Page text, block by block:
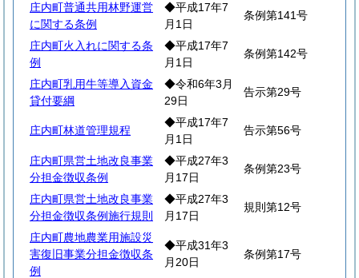
庄内町普通共用林野運営
に関する条例
◆平成17年7
月1日
条例第141号
庄内町火入れに関する条
例
◆平成17年7
月1日
条例第142号
庄内町乳用牛等導入資金
貸付要綱
◆令和6年3月
29日
告示第29号
庄内町林道管理規程
◆平成17年7
月1日
告示第56号
庄内町県営土地改良事業
分担金徴収条例
◆平成27年3
月17日
条例第23号
庄内町県営土地改良事業
分担金徴収条例施行規則
◆平成27年3
月17日
規則第12号
庄内町農地農業用施設災
害復旧事業分担金徴収条
例
◆平成31年3
月20日
条例第17号